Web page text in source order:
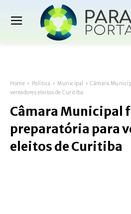
Home Política Municipal
Câmara
vereadores eleitos de Curitiba
Câmara Municipal
preparatória para
eleitos de Curitiba